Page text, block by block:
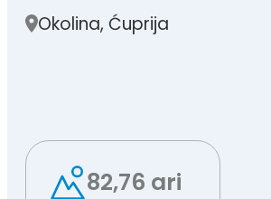
Okolina, Ćuprija
82,76 ari